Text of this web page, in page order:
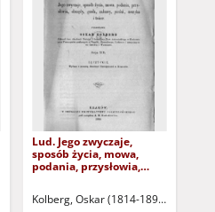
Lud. Jego zwyczaje,
sposób życia, mowa,
podania, przysłowia,
Serya XVIII. Kieleckie.
Kolberg, Oskar (1814-1890)